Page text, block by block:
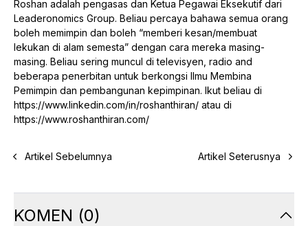
Roshan adalah pengasas dan Ketua Pegawai Eksekutif dari
Leaderonomics Group. Beliau percaya bahawa semua orang
boleh memimpin dan boleh “memberi kesan/membuat
lekukan di alam semesta” dengan cara mereka masing-
masing. Beliau sering muncul di televisyen, radio and
beberapa penerbitan untuk berkongsi Ilmu Membina
Pemimpin dan pembangunan kepimpinan. Ikut beliau di
https://www.linkedin.com/in/roshanthiran/ atau di
https://www.roshanthiran.com/
Artikel Sebelumnya Artikel Seterusnya
KOMEN (0)